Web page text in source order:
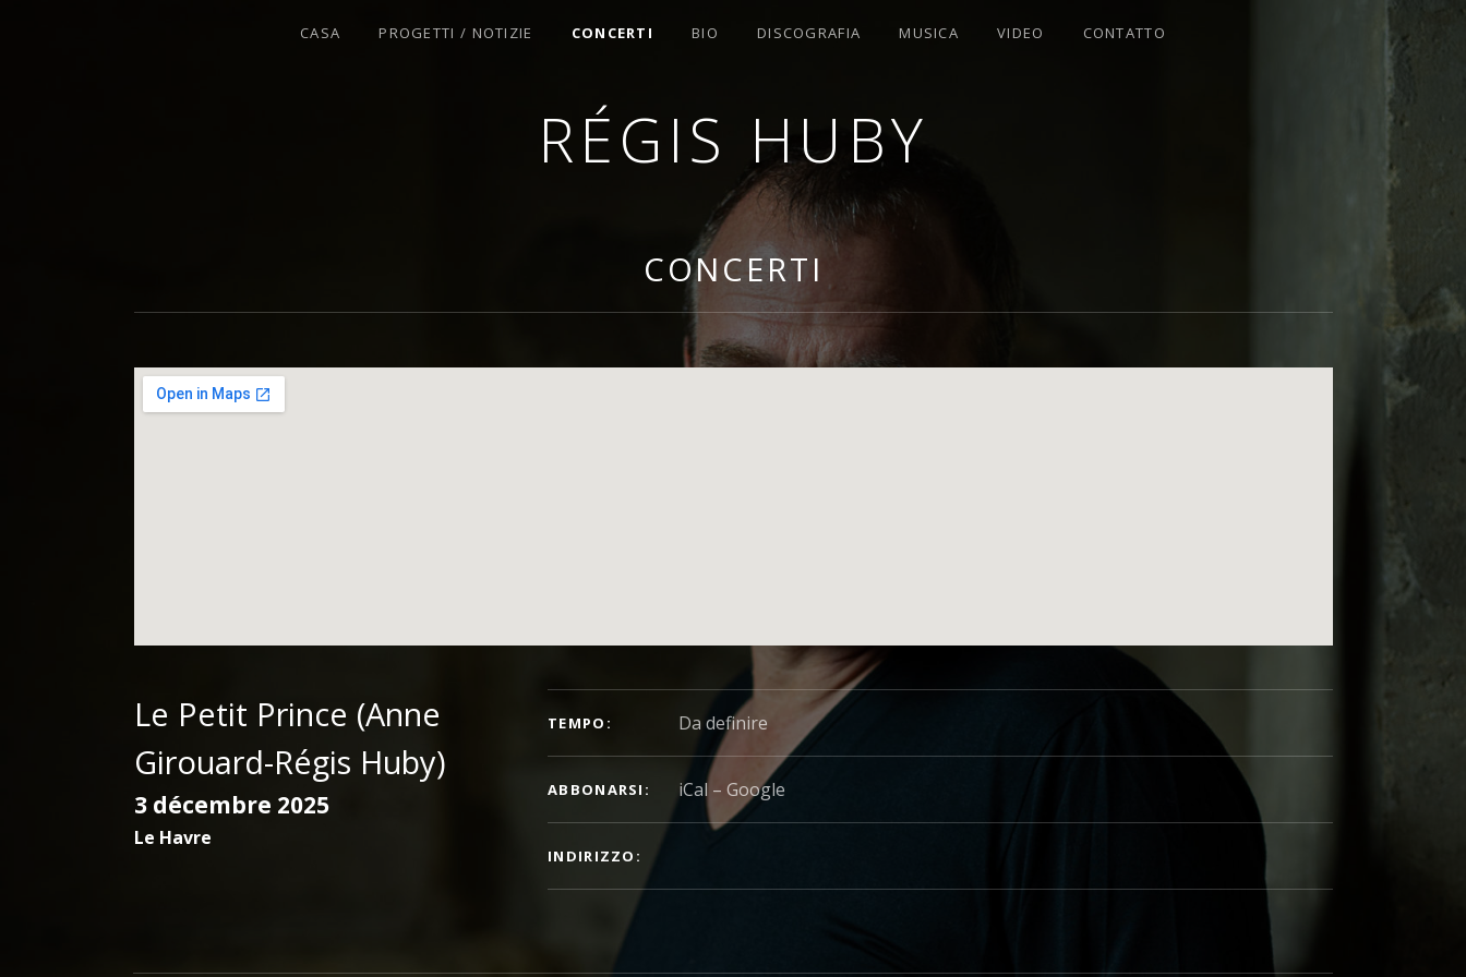
RÉGIS HUBY
CASA PROGETTI / NOTIZIE CONCERTI BIO DISCOGRAFIA MUSICA VIDEO CONTATTO
CONCERTI
Le Petit Prince (Anne
Girouard-Régis Huby)
3 décembre 2025
Le Havre
DETTAGLI DEL CONCERTO
TEMPO Da definire
ABBONARSI iCal Google
INDIRIZZO